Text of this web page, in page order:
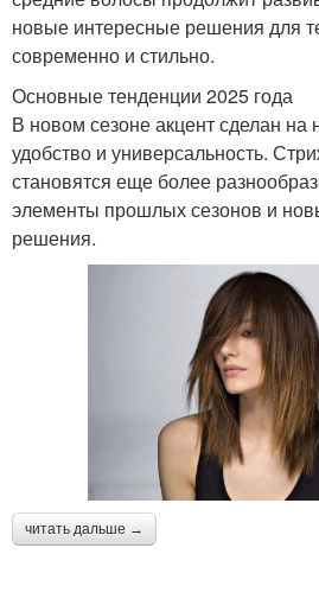
новые интересные решения для
современно и стильно.
Основные тенденции 2025 года
В новом сезоне акцент сделан на
удобство и универсальность.
становятся еще более
элементы прошлых сезонов и
решения.
читать дальше →